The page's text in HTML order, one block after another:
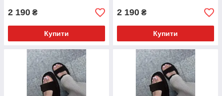
2 190 ₴
Купити
2 190 ₴
Купити